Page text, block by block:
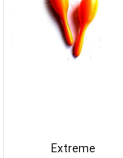
Extreme